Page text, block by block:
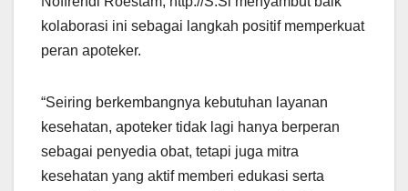
kolaborasi ini sebagai langkah positif memperkuat
peran apoteker.
“Seiring berkembangnya kebutuhan layanan
kesehatan, apoteker tidak lagi hanya berperan
sebagai penyedia obat, tetapi juga mitra
kesehatan yang aktif memberi edukasi serta